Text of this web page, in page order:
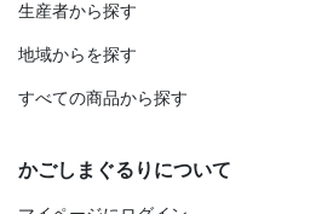
生産者から探す
地域からを探す
すべての商品から探す
かごしまぐるりについて